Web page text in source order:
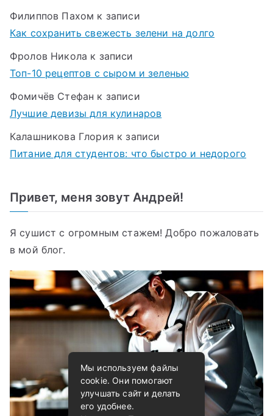
Филиппов Пахом к записи
Как сохранить свежесть зелени на долго
Фролов Никола к записи
Топ-10 рецептов с сыром и зеленью
Фомичёв Стефан к записи
Лучшие девизы для кулинаров
Калашникова Глория к записи
Питание для студентов: что быстро и недорого
Привет, меня зовут Андрей!
Я сушист с огромным стажем! Добро пожаловать
в мой блог.
Мы используем файлы
cookie. Они помогают
улучшать сайт и делать
его удобнее.